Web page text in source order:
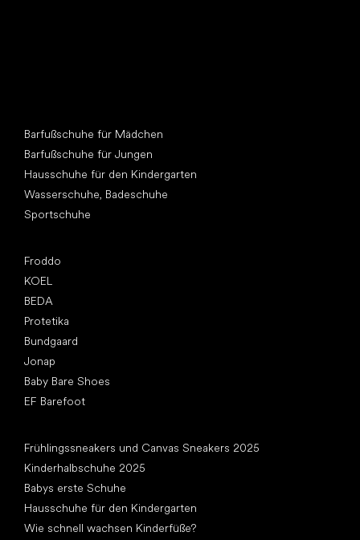
Barfußschuhe für Mädchen
Barfußschuhe für Jungen
Hausschuhe für den Kindergarten
Wasserschuhe, Badeschuhe
Sportschuhe
Froddo
KOEL
BEDA
Protetika
Bundgaard
Jonap
Baby Bare Shoes
EF Barefoot
Frühlingssneakers und Canvas Sneakers 2025
Kinderhalbschuhe 2025
Babys erste Schuhe
Hausschuhe für den Kindergarten
Wie schnell wachsen Kinderfüße?